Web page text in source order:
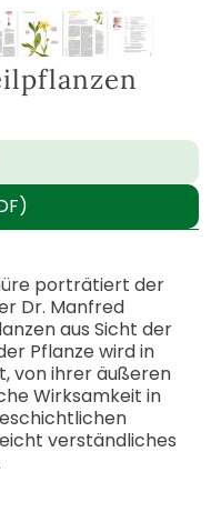
porträtiert der
Dr. Manfred
aus Sicht der
Pflanze wird in
von ihrer äußeren
Wirksamkeit in
verständliches